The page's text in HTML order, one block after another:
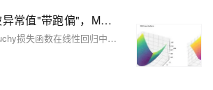
让回归模型不再被异常值"带跑偏"，MSE和Cauchy损失函数在噪声数据环境下的实战对比
本文探讨了MSE与Cauchy损失函数在线性回归中的表现，特别是在含噪声数据环境下的差异。研究发现，MSE虽具良好数学性质，但对异常值敏感；而Cauchy通过其对数惩罚机制降低异常值影响，展现出更强稳定性。实验结果表明，Cauchy损失函数在处理含噪声数据时参数估计更接近真实值，为实际应用提供了更鲁棒的选择。